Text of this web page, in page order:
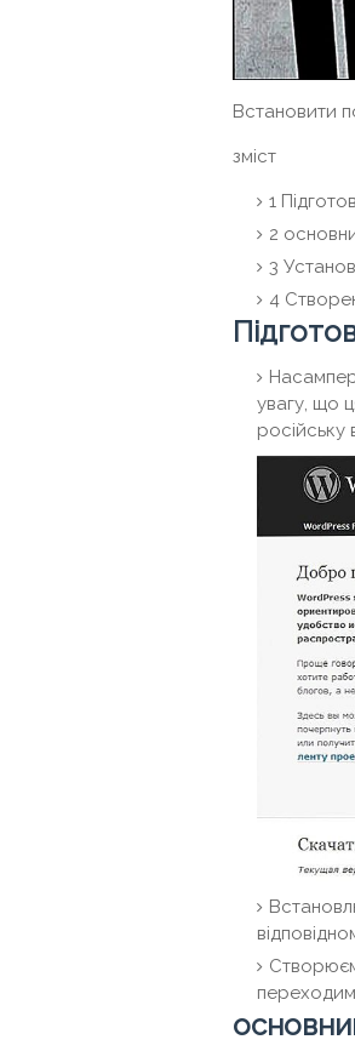
Встановити
зміст
1
2
3
4
увагу, що
російську